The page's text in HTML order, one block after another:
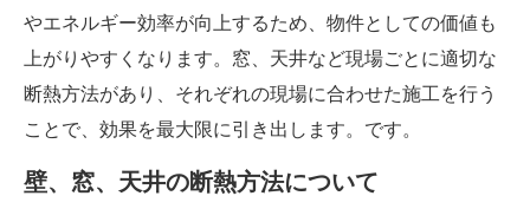
やエネルギー効率が向上するため、物件としての価値も
上がりやすくなります。窓、天井など現場ごとに適切な
断熱方法があり、それぞれの現場に合わせた施工を行う
ことで、効果を最大限に引き出します。です。
壁、窓、天井の断熱方法について